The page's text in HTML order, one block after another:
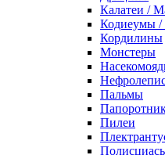
Калатеи /
Кодиеумы
Кордилины
Монстеры
Пальмы
Пилеи